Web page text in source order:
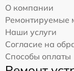
О компании
Ремонтируемые
Наши услуги
Согласие на
Способы оплаты